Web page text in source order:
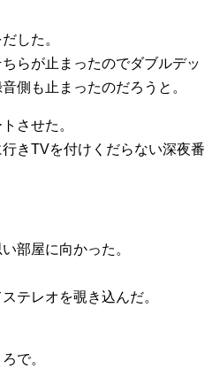
した。
らが止まったのでダブルデッ
側も止まったのだろうと。
させた。
きTVを付けくだらない深夜番
部屋に向かった。
テレオを覗き込んだ。
で。